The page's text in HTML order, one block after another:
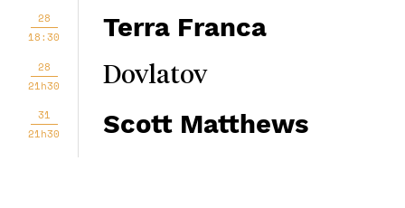
28
18:30
Terra Franca
28
21h30
Dovlatov
31
21h30
Scott Matthews